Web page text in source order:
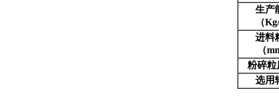
生产
（
进料
（
粉碎粒
选用